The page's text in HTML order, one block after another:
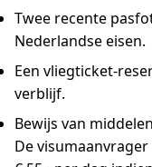
Twee recente
Nederlandse eisen.
Een vliegticket-
verblijf.
Bewijs van
De